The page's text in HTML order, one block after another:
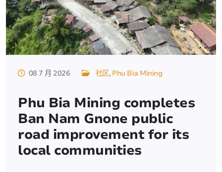
08 7 月 2026 社区 Phu Bia Mining
Phu Bia Mining completes
Ban Nam Gnone public
road improvement for its
local communities